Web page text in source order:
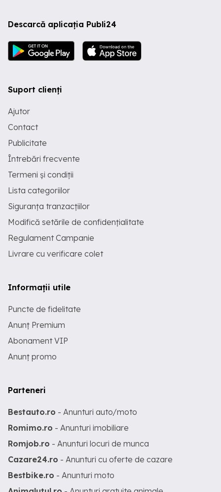
Descarcă aplicația Publi24
Suport clienți
Ajutor
Contact
Publicitate
Întrebări frecvente
Termeni și condiții
Lista categoriilor
Siguranța tranzacțiilor
Modifică setările de confidențialitate
Regulament Campanie
Livrare cu verificare colet
Informații utile
Puncte de fidelitate
Anunț Premium
Abonament VIP
Anunț promo
Parteneri
Bestauto.ro - Anunturi auto/moto
Romimo.ro - Anunturi imobiliare
Romjob.ro - Anunturi locuri de munca
Cazare24.ro - Anunturi cu oferte de cazare
Bestbike.ro - Anunturi moto